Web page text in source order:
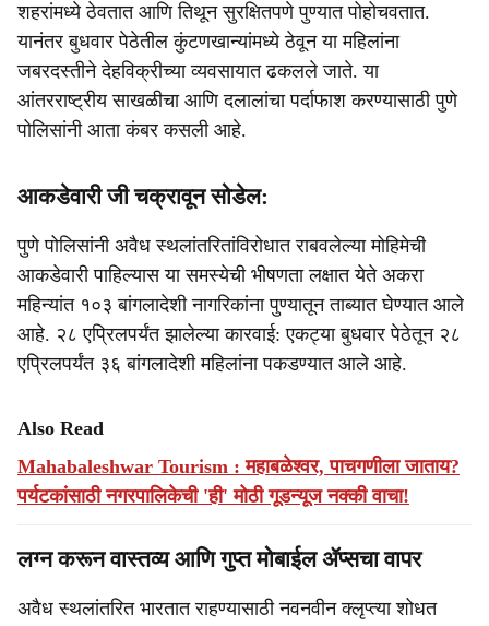
शहरांमध्ये ठेवतात आणि तिथून सुरक्षितपणे पुण्यात पोहोचवतात.
यानंतर बुधवार पेठेतील कुंटणखान्यांमध्ये ठेवून या महिलांना
जबरदस्तीने देहविक्रीच्या व्यवसायात ढकलले जाते. या
आंतरराष्ट्रीय साखळीचा आणि दलालांचा पर्दाफाश करण्यासाठी पुणे
पोलिसांनी आता कंबर कसली आहे.
आकडेवारी जी चक्रावून सोडेल:
पुणे पोलिसांनी अवैध स्थलांतरितांविरोधात राबवलेल्या मोहिमेची
आकडेवारी पाहिल्यास या समस्येची भीषणता लक्षात येते अकरा
महिन्यांत १०३ बांगलादेशी नागरिकांना पुण्यातून ताब्यात घेण्यात आले
आहे. २८ एप्रिलपर्यंत झालेल्या कारवाई: एकट्या बुधवार पेठेतून २८
एप्रिलपर्यंत ३६ बांगलादेशी महिलांना पकडण्यात आले आहे.
Also Read
Mahabaleshwar Tourism : महाबळेश्वर, पाचगणीला जाताय?
पर्यटकांसाठी नगरपालिकेची 'ही' मोठी गूडन्यूज नक्की वाचा!
लग्न करून वास्तव्य आणि गुप्त मोबाईल ॲप्सचा वापर
अवैध स्थलांतरित भारतात राहण्यासाठी नवनवीन क्लृप्त्या शोधत